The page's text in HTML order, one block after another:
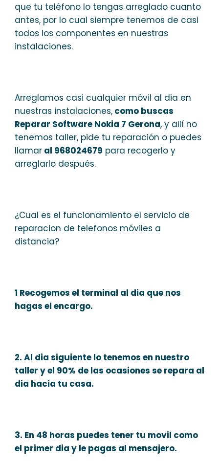
que tu teléfono lo tengas arreglado cuanto
antes, por lo cual siempre tenemos de casi
todos los componentes en nuestras
instalaciones.
Arreglamos casi cualquier móvil al dia en
nuestras instalaciones, como buscas
Reparar Software Nokia 7 Gerona, y allí no
tenemos taller, pide tu reparación o puedes
llamar al 968024679 para recogerlo y
arreglarlo después.
¿Cual es el funcionamiento el servicio de
reparacion de telefonos móviles a
distancia?
1 Recogemos el terminal al dia que nos
hagas el encargo.
2. Al dia siguiente lo tenemos en nuestro
taller y el 90% de las ocasiones se repara al
dia hacia tu casa.
3. En 48 horas puedes tener tu movil como
el primer dia y le pagas al mensajero.